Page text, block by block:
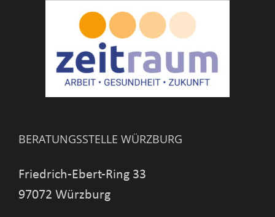
BERATUNGSSTELLE WÜRZBURG
Friedrich-Ebert-Ring 33
97072 Würzburg